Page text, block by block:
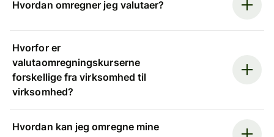
Hvordan omregner jeg valutaer?
Hvorfor er
valutaomregningskurserne
forskellige fra virksomhed til
virksomhed?
Hvordan kan jeg omregne mine